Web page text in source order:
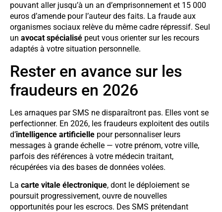
pouvant aller jusqu’à un an d’emprisonnement et 15 000
euros d’amende pour l’auteur des faits. La fraude aux
organismes sociaux relève du même cadre répressif. Seul
un avocat spécialisé peut vous orienter sur les recours
adaptés à votre situation personnelle.
Rester en avance sur les
fraudeurs en 2026
Les arnaques par SMS ne disparaîtront pas. Elles vont se
perfectionner. En 2026, les fraudeurs exploitent des outils
d’intelligence artificielle pour personnaliser leurs
messages à grande échelle — votre prénom, votre ville,
parfois des références à votre médecin traitant,
récupérées via des bases de données volées.
La carte vitale électronique, dont le déploiement se
poursuit progressivement, ouvre de nouvelles
opportunités pour les escrocs. Des SMS prétendant